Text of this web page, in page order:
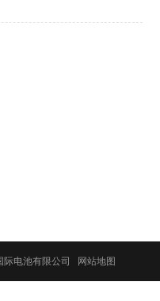
际电池有限公司 网站地图